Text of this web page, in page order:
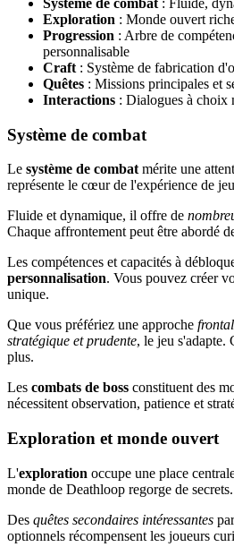
Exploration : Monde ouvert
Progression : Arbre de
personnalisable
Craft : Système de fabrication
Quêtes : Missions principales et
Interactions : Dialogues à choix
Système de combat
Le système de combat mérite une
représente le cœur de l'expérience de
Fluide et dynamique, il offre de
Chaque affrontement peut être abordé
Les compétences et capacités à
personnalisation. Vous pouvez créer
unique.
Que vous préfériez une approche
stratégique et prudente, le jeu s'adapte.
plus.
Les combats de boss constituent des
nécessitent observation, patience et
Exploration et monde ouvert
L'exploration occupe une place
monde de Deathloop regorge de secrets.
Des quêtes secondaires intéressantes
optionnels récompensent les joueurs